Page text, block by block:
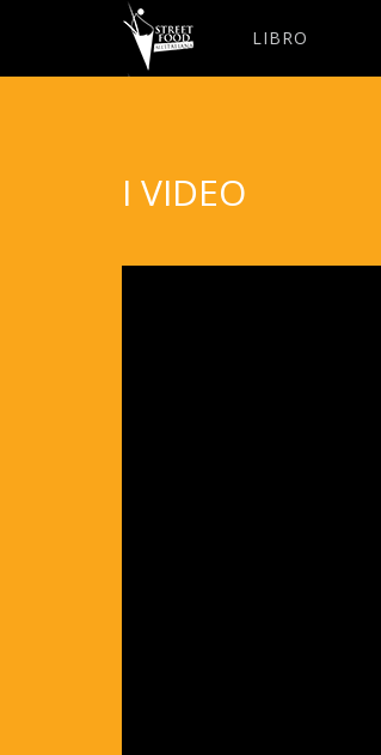
LIBRO
I VIDEO